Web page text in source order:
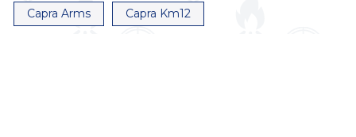
Capra Arms Capra Km12